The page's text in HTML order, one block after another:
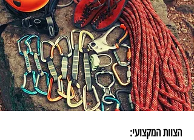
הצוות המקצועי: